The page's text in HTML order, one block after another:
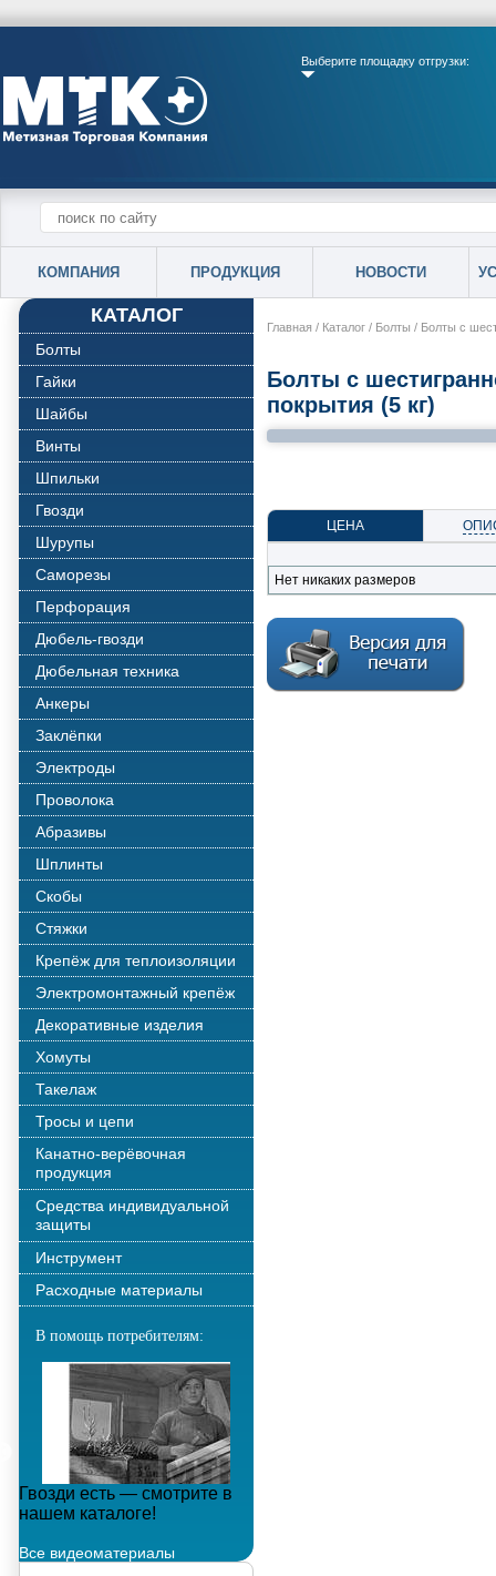
Выберите площадку отгрузки:
КОМПАНИЯ ПРОДУКЦИЯ НОВОСТИ
КАТАЛОГ
Болты
Гайки
Шайбы
Винты
Шпильки
Гвозди
Шурупы
Саморезы
Перфорация
Дюбель-гвозди
Дюбельная техника
Анкеры
Заклёпки
Электроды
Проволока
Абразивы
Шплинты
Скобы
Стяжки
Крепёж для теплоизоляции
Электромонтажный крепёж
Декоративные изделия
Хомуты
Такелаж
Тросы и цепи
Канатно-верёвочная
продукция
Средства индивидуальной
защиты
Инструмент
Расходные материалы
В помощь потребителям:
Гвозди есть — смотрите в
нашем каталоге!
Все видеоматериалы
Главная / Каталог / Болты / Болты с
Болты с
покрытия (5 кг)
ЦЕНА
Нет никаких размеров